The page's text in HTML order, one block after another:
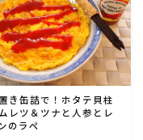
き缶詰で！ホタテ貝柱
レツ＆ツナと人参とレ
のラペ